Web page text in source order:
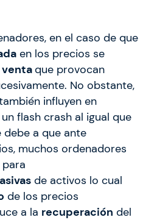
en el caso de que
en los precios se
que provocan
No obstante,
influyen en
flash crash al igual que
debe a que ante
muchos ordenadores
de activos lo cual
de los precios
a la recuperación del